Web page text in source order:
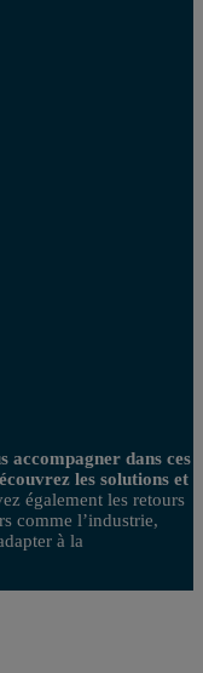
dans ces
les solutions et
également les retours
comme l’industrie,
à la